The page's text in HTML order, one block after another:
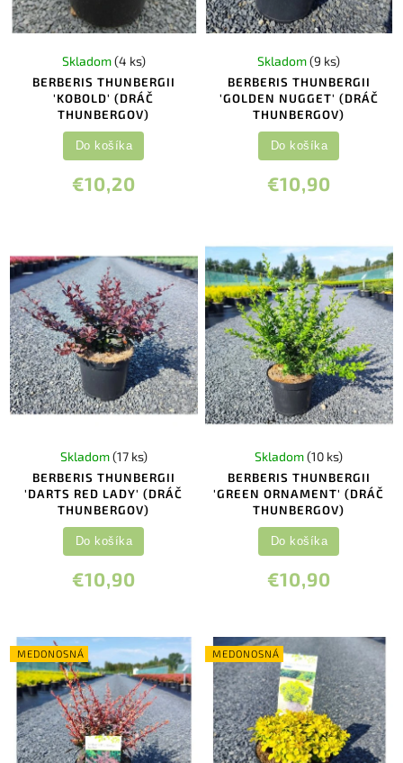
BERBERIS THUNBERGII
'KOBOLD' (DRÁČ
THUNBERGOV)
Skladom(4 ks)
€10,20
Do košíka
BERBERIS THUNBERGII
'GOLDEN NUGGET' (DRÁČ
THUNBERGOV)
Skladom(9 ks)
€10,90
Do košíka
BERBERIS THUNBERGII
'DARTS RED LADY' (DRÁČ
THUNBERGOV)
Skladom(17 ks)
€10,90
Do košíka
BERBERIS THUNBERGII
'GREEN ORNAMENT' (DRÁČ
THUNBERGOV)
Skladom(10 ks)
€10,90
Do košíka
MEDONOSNÁ MEDONOSNÁ